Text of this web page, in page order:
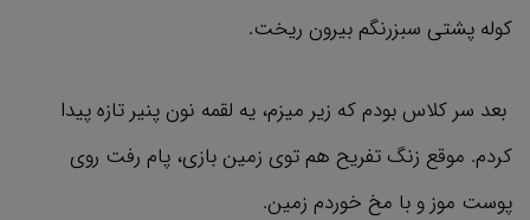
کوله پشتی سبزرنگم بیرون ریخت.
بعد سر کلاس بودم که زیر میزم، یه لقمه نون پنیر تازه پیدا
کردم. موقع زنگ تفریح هم توی زمین بازی، پام رفت روی
پوست موز و با مخ خوردم زمین.